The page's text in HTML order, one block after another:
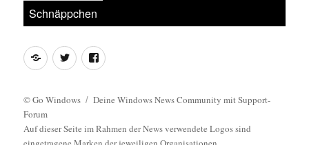
Schnäppchen
Feed TwitterFacebook
©Go Windows
Deine Windows News Community mit Support-
Forum
Auf dieser Seite im Rahmen der News verwendete Logos sind